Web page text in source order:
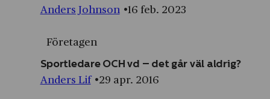
Anders Johnson 16 feb. 2023
Företagen
Sportledare OCH vd – det går väl aldrig?
Anders Lif 29 apr. 2016